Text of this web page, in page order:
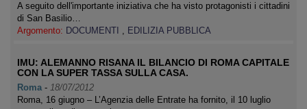
A seguito dell'importante iniziativa che ha visto protagonisti i cittadini
di San Basilio…
Argomento: DOCUMENTI , EDILIZIA PUBBLICA
IMU: ALEMANNO RISANA IL BILANCIO DI ROMA CAPITALE
CON LA SUPER TASSA SULLA CASA.
Roma - 18/07/2012
Roma, 16 giugno – L’Agenzia delle Entrate ha fornito, il 10 luglio